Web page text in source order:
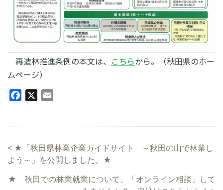
再造林推進条例の本文は、 こちらから。（秋田県のホー
ムページ）
Facebook
< ★「秋田県林業企業ガイドサイト ～秋田の山で林業し
よう～」を公開しました。★
★ 秋田での林業就業について、「オンライン相談」して